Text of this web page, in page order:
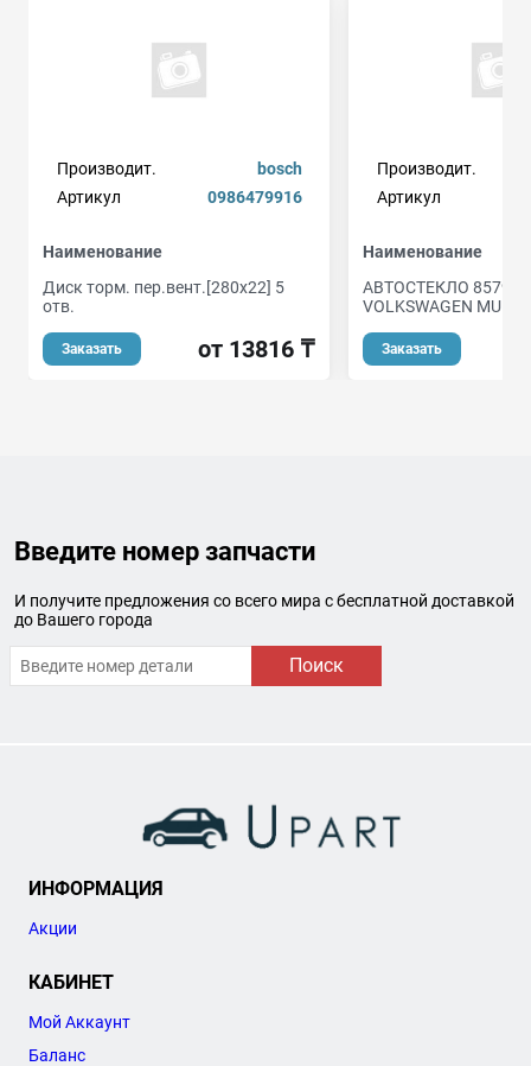
Производит.
bosch
Артикул
0986479916
Наименование
Диск торм. пер.вент.[280x22] 5
отв.
Заказать от 13816 ₸
Производит.
Артикул
Наименование
АВТОСТЕКЛО
VOLKSWAGEN
Заказать
Введите номер запчасти
И получите предложения со всего мира с бесплатной доставкой
до Вашего города
Поиск
ИНФОРМАЦИЯ
Акции
КАБИНЕТ
Мой Аккаунт
Баланс